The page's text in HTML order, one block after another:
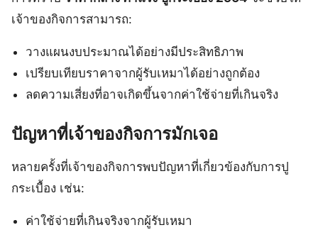
เจ้าของกิจการสามารถ:
วางแผนงบประมาณได้อย่างมีประสิทธิภาพ
เปรียบเทียบราคาจากผู้รับเหมาได้อย่างถูกต้อง
ลดความเสี่ยงที่อาจเกิดขึ้นจากค่าใช้จ่ายที่เกินจริง
ปัญหาที่เจ้าของกิจการมักเจอ
หลายครั้งที่เจ้าของกิจการพบปัญหาที่เกี่ยวข้องกับการปู
กระเบื้อง เช่น:
ค่าใช้จ่ายที่เกินจริงจากผู้รับเหมา